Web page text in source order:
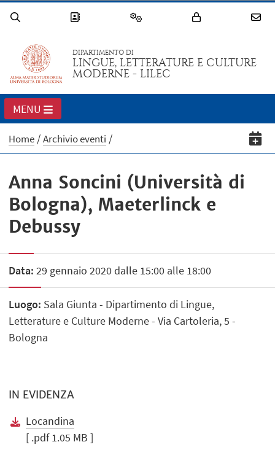
DIPARTIMENTO DI
LINGUE, LETTERATURE E CULTURE
MODERNE - LILEC
MENU
Home Archivio eventi
Anna Soncini (Università di
Bologna), Maeterlinck e
Debussy
Data: 29 gennaio 2020 dalle 15:00 alle 18:00
Luogo: Sala Giunta - Dipartimento di Lingue,
Letterature e Culture Moderne - Via Cartoleria, 5 -
Bologna
IN EVIDENZA
Locandina
[ .pdf 1.05 MB ]